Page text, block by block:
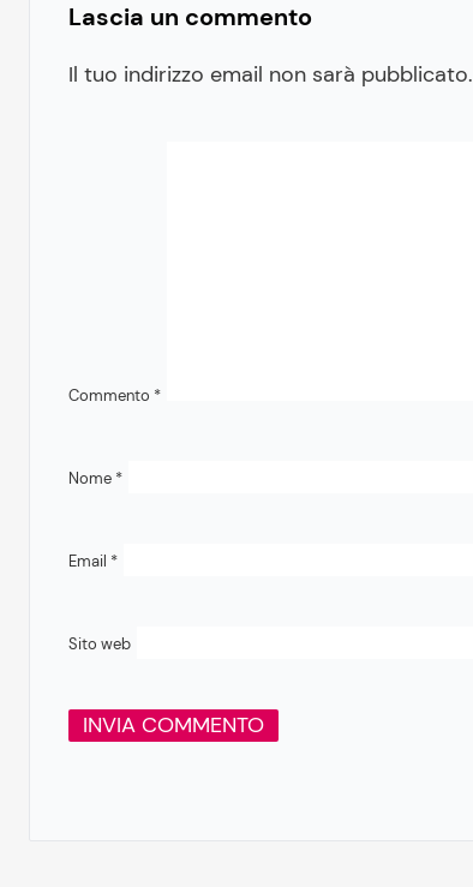
Lascia un commento
Il tuo indirizzo email non sarà pubblicato.
Commento *
Nome *
Email *
Sito web